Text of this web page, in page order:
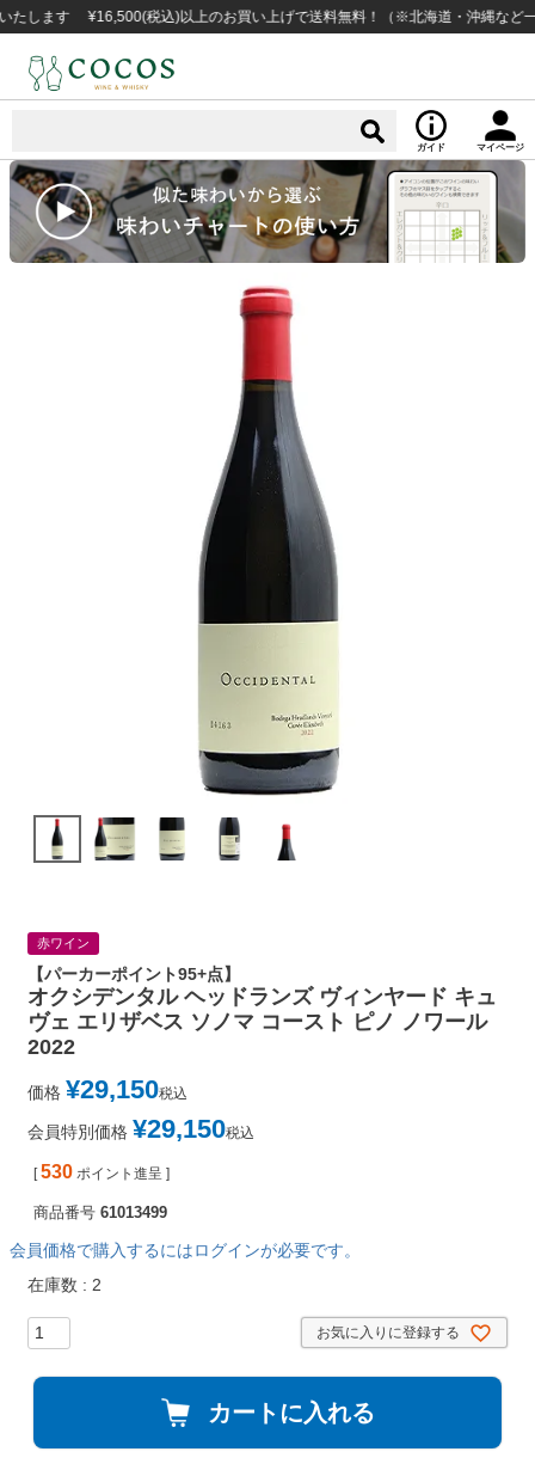
す ¥16,500(税込)以上のお買い上げで送料無料！（※北海道・沖縄など一部例
ガイド マイページ
赤ワイン
【パーカーポイント95+点】
オクシデンタル ヘッドランズ ヴィンヤード キュ
ヴェ エリザベス ソノマ コースト ピノ ノワール
2022
価格 ¥29,150税込
会員特別価格 ¥29,150税込
[ 530 ポイント進呈 ]
商品番号 61013499
会員価格で購入するにはログインが必要です。
在庫数
2
お気に入りに登録する
カートに入れる